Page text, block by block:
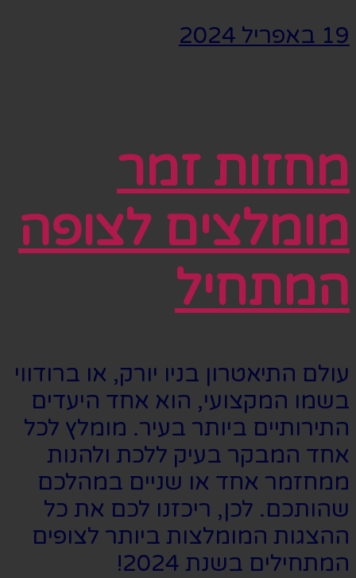
19 באפריל 2024
מחזות זמר
מומלצים לצופה
המתחיל
עולם התיאטרון בניו יורק, או ברודווי
בשמו המקצועי, הוא אחד היעדים
התירותיים ביותר בעיר. מומלץ לכל
אחד המבקר בעיק ללכת ולהנות
ממחזמר אחד או שניים במהלכם
שהותכם. לכן, ריכזנו לכם את כל
ההצגות המומלצות ביותר לצופים
המתחילים בשנת 2024!